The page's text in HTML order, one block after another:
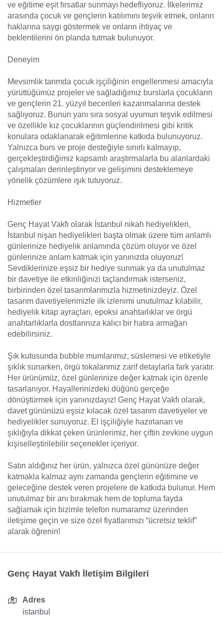
ve eğitime eşit fırsatlar sunmayı hedefliyoruz. İlkelerimiz
arasında çocuk ve gençlerin katılımını teşvik etmek, onların
haklarına saygı göstermek ve onların ihtiyaç ve
beklentilerini ön planda tutmak bulunuyor.
Deneyim
Mevsimlik tarımda çocuk işçiliğinin engellenmesi amacıyla
yürüttüğümüz projeler ve sağladığımız burslarla çocukların
ve gençlerin 21. yüzyıl becerileri kazanmalarına destek
sağlıyoruz. Bunun yanı sıra sosyal uyumun teşvik edilmesi
ve özellikle kız çocuklarının güçlendirilmesi gibi kritik
konulara odaklanarak eğitimlerine katkıda bulunuyoruz.
Yalnızca burs ve proje desteğiyle sınırlı kalmayıp,
gerçekleştirdiğimiz kapsamlı araştırmalarla bu alanlardaki
çalışmaları derinleştiriyor ve gelişimini desteklemeye
yönelik çözümlere ışık tutuyoruz.
Hizmetler
Genç Hayat Vakfı olarak İstanbul nikah hediyelikleri,
İstanbul nişan hediyelikleri başta olmak üzere tüm anlamlı
günlerinize hediyelik anlamında çözüm oluyor ve özel
günlerinize anlam katmak için yanınızda oluyoruz!
Sevdiklerinize eşsiz bir hediye sunmak ya da unutulmaz
bir davetiye ile etkinliğinizi taçlandırmak isterseniz,
birbirinden özel tasarımlarımızla hizmetinizdeyiz. Özel
tasarım davetiyelerimizle ilk izlenimi unutulmaz kılabilir,
hediyelik kitap ayraçları, epoksi anahtarlıklar ve örgü
anahtarlıklarla dostlarınıza kalıcı bir hatıra armağan
edebilirsiniz.
Şık kutusunda bubble mumlarımız, süslemesi ve etiketiyle
şıklık sunarken, örgü tokalarımız zarif detaylarla fark yaratır.
Her ürünümüz, özel günlerinize değer katmak için özenle
tasarlanıyor. Hayallerinizdeki düğünü gerçeğe
dönüştürmek için yanınızdayız! Genç Hayat Vakfı olarak,
davet gününüzü eşsiz kılacak özel tasarım davetiyeler ve
hediyelikler sunuyoruz. El işçiliğiyle hazırlanan ve
şıklığıyla dikkat çeken ürünlerimiz, her çiftin zevkine uygun
kişiselleştirilebilir seçenekler içeriyor.
Satın aldığınız her ürün, yalnızca özel gününüze değer
katmakla kalmaz aynı zamanda gençlerin eğitimine ve
geleceğine destek veren projelere de katkıda bulunur. Hem
unutulmaz bir anı bırakmak hem de topluma fayda
sağlamak için bizimle telefon numaramız üzerinden
iletişime geçin ve size özel fiyatlarımızı “ücretsiz teklif”
alarak öğrenin!
Genç Hayat Vakfı İletişim Bilgileri
Adres
istanbul